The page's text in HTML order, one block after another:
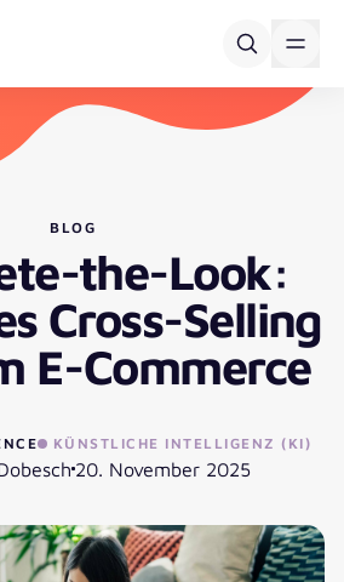
BLOG
the-Look:
Cross-Selling
E-Commerce
KÜNSTLICHE INTELLIGENZ (KI)
20. November 2025